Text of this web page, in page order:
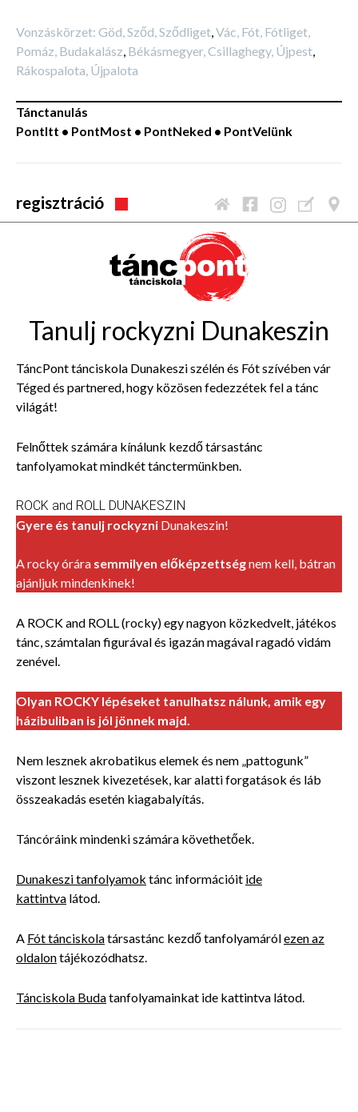
Vonzáskörzet: Göd, Sződ, Sződliget Vác, Fót, Fótliget,
Pomáz, Budakalász Békásmegyer, Csillaghegy, Újpest
Rákospalota, Újpalota
Tánctanulás
PontItt • PontMost • PontNeked • PontVelünk
regisztráció
Tanulj rockyzni Dunakeszin
TáncPont tánciskola Dunakeszi szélén és Fót szívében vár
Téged és partnered, hogy közösen fedezzétek fel a tánc
világát!
Felnőttek számára kínálunk kezdő társastánc
tanfolyamokat mindkét tánctermünkben.
ROCK and ROLL DUNAKESZIN
Gyere és tanulj rockyzni Dunakeszin!
A rocky órára semmilyen előképzettségnem kell, bátran
ajánljuk mindenkinek!
A ROCK and ROLL (rocky) egy nagyon közkedvelt, játékos
tánc, számtalan figurával és igazán magával ragadó vidám
zenével.
Olyan ROCKY lépéseket tanulhatsz nálunk, amik egy
házibuliban is jól jönnek majd.
Nem lesznek akrobatikus elemek és nem „pattogunk”
viszont lesznek kivezetések, kar alatti forgatások és láb
összeakadás esetén kiagabalyítás.
Táncóráink mindenki számára követhetőek.
Dunakeszi tanfolyamok tánc információit ide
kattintva látod.
A Fót tánciskolatársastánc kezdő tanfolyamárólezen az
oldalontájékozódhatsz.
Tánciskola Budatanfolyamainkat ide kattintva látod.